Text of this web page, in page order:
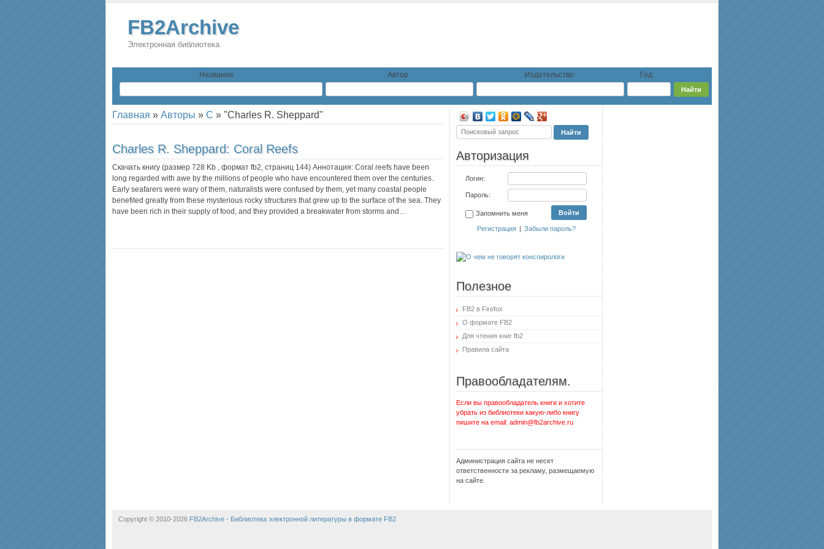
FB2Archive
Электронная библиотека
Название Автор Издательство Год
Главная » Авторы » C » "Charles R. Sheppard"
Charles R. Sheppard: Coral Reefs
Скачать книгу (размер 728 Kb , формат fb2, страниц 144) Аннотация: Coral reefs have been
long regarded with awe by the millions of people who have encountered them over the centuries.
Early seafarers were wary of them, naturalists were confused by them, yet many coastal people
benefited greatly from these mysterious rocky structures that grew up to the surface of the sea. They
have been rich in their supply of food, and they provided a breakwater from storms and…
Авторизация
Логин:
Пароль:
Запомнить меня
Регистрация | Забыли пароль?
Полезное
FB2 в Firefox
О формате FB2
Для чтения книг fb2
Правила сайта
Правообладателям.
Если вы правообладатель книги и хотите
убрать из библиотеки какую-либо книгу
пишите на email: admin@fb2archive.ru
Администрация сайта не несет
ответственности за рекламу, размещаемую
на сайте.
Copyright © 2010-2026 FB2Archive - Библиотека электронной литературы в формате FB2